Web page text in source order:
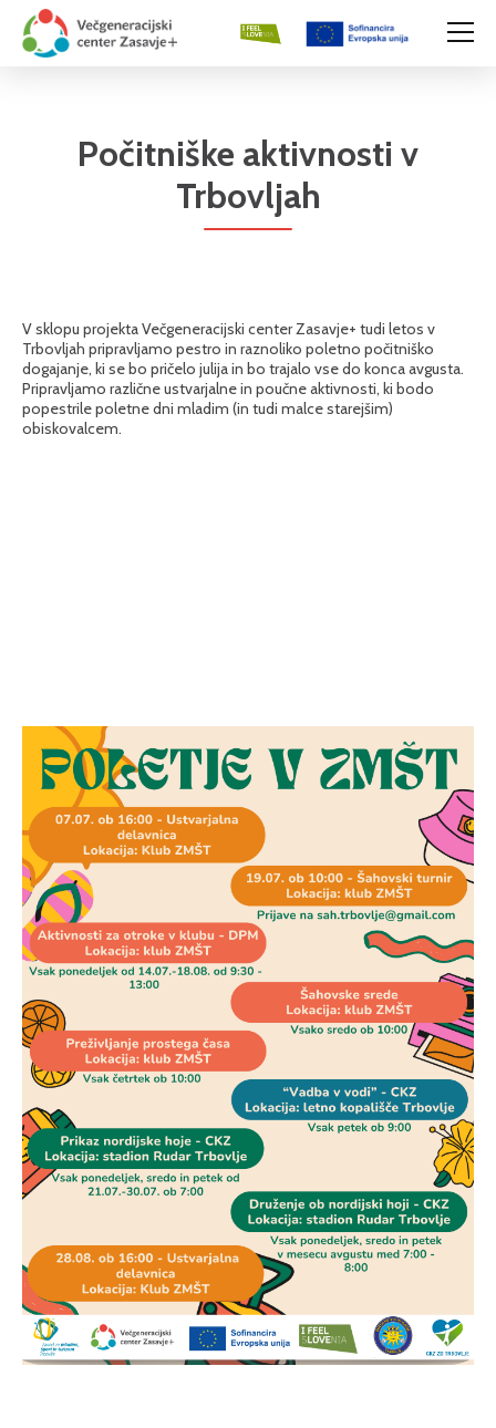
Počitniške aktivnosti v
Trbovljah
V sklopu projekta Večgeneracijski center Zasavje+ tudi letos v
Trbovljah pripravljamo pestro in raznoliko poletno počitniško
dogajanje, ki se bo pričelo julija in bo trajalo vse do konca avgusta.
Pripravljamo različne ustvarjalne in poučne aktivnosti, ki bodo
popestrile poletne dni mladim (in tudi malce starejšim)
obiskovalcem.